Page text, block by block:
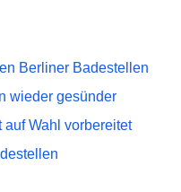
Berliner Badestellen
wieder gesünder
Wahl vorbereitet